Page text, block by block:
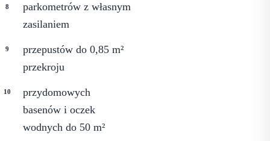
parkometrów z własnym
zasilaniem
przepustów do 0,85 m²
przekroju
przydomowych
basenów i oczek
wodnych do 50 m²